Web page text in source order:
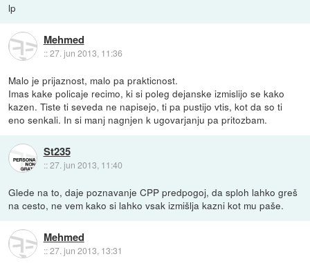
lp
Mehmed
::27. jun 2013, 11:36
Malo je prijaznost, malo pa prakticnost.
Imas kake policaje recimo, ki si poleg dejanske izmislijo se kako
kazen. Tiste ti seveda ne napisejo, ti pa pustijo vtis, kot da so ti
eno senkali. In si manj nagnjen k ugovarjanju pa pritozbam.
St235
::27. jun 2013, 11:40
Glede na to, daje poznavanje CPP predpogoj, da sploh lahko greš
na cesto, ne vem kako si lahko vsak izmišlja kazni kot mu paše.
Mehmed
::27. jun 2013, 13:31